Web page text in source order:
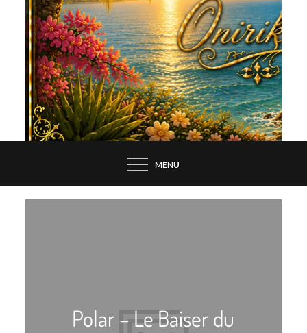
MENU
Polar – Le Baiser du